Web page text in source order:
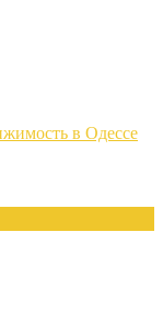
в Одессе